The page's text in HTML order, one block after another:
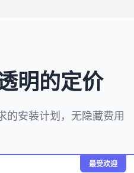
明的定价
的安装计划，无隐藏费用
最受欢迎